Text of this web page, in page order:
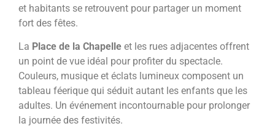
et habitants se retrouvent pour partager un moment
fort des fêtes.
La Place de la Chapelle et les rues adjacentes offrent
un point de vue idéal pour profiter du spectacle.
Couleurs, musique et éclats lumineux composent un
tableau féerique qui séduit autant les enfants que les
adultes. Un événement incontournable pour prolonger
la journée des festivités.